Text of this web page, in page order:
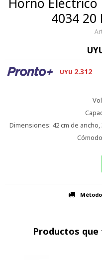
4034
UYU 2.312
Dimensiones: 42 cm de
Productos